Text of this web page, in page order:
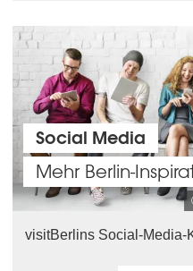
Social Media
Mehr Berlin-
visitBerlins Social-Media-